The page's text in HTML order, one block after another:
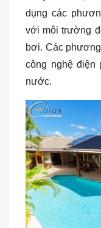
dụng các
với môi trường
bơi. Các
công nghệ điện
nước.